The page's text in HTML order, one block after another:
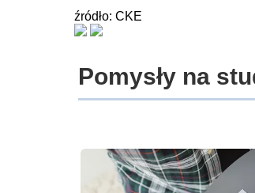
źródło: CKE
Pomysły na